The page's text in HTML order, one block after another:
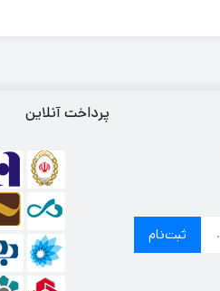
ثبت‌نام
پرداخت آنلاین